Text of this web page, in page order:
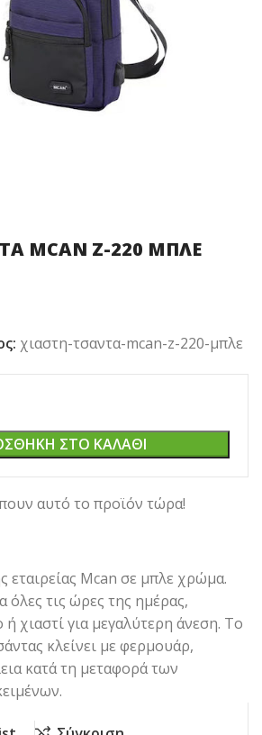
MCAN Z-220 ΜΠΛΕ
χιαστη-τσαντα-mcan-z-220-μπλε
ΣΤΟ ΚΑΛΆΘΙ
αυτό το προϊόν τώρα!
εταιρείας Mcan σε μπλε χρώμα.
όλες τις ώρες της ημέρας,
χιαστί για μεγαλύτερη άνεση. Το
κλείνει με φερμουάρ,
κατά τη μεταφορά των